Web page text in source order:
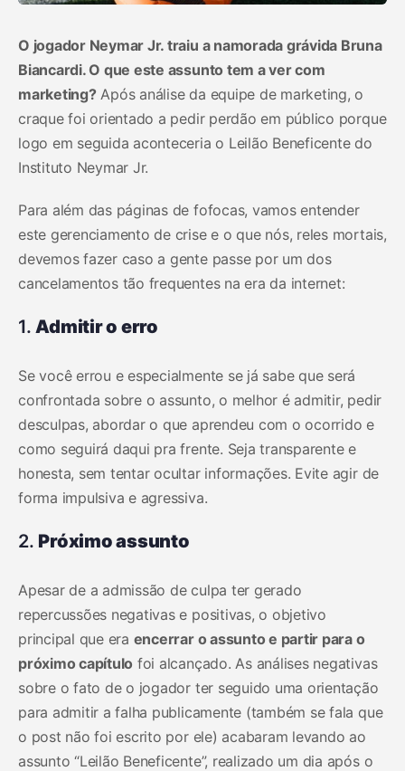
O jogador Neymar Jr. traiu a namorada grávida Bruna
Biancardi. O que este assunto tem a ver com
marketing?Após análise da equipe de marketing, o
craque foi orientado a pedir perdão em público porque
logo em seguida aconteceria o Leilão Beneficente do
Instituto Neymar Jr.
Para além das páginas de fofocas, vamos entender
este gerenciamento de crise e o que nós, reles mortais,
devemos fazer caso a gente passe por um dos
cancelamentos tão frequentes na era da internet:
1.Admitir o erro
Se você errou e especialmente se já sabe que será
confrontada sobre o assunto, o melhor é admitir, pedir
desculpas, abordar o que aprendeu com o ocorrido e
como seguirá daqui pra frente. Seja transparente e
honesta, sem tentar ocultar informações. Evite agir de
forma impulsiva e agressiva.
2. Próximo assunto
Apesar de a admissão de culpa ter gerado
repercussões negativas e positivas, o objetivo
principal que era encerrar o assunto e partir para o
próximo capítulo foi alcançado. As análises negativas
sobre o fato de o jogador ter seguido uma orientação
para admitir a falha publicamente (também se fala que
o post não foi escrito por ele) acabaram levando ao
assunto “Leilão Beneficente”, realizado um dia após o